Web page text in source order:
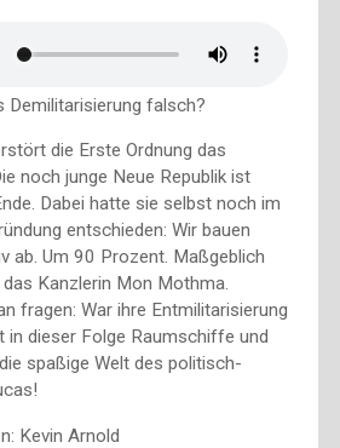
Demilitarisierung falsch?
die Erste Ordnung das
noch junge Neue Republik ist
Dabei hatte sie selbst noch im
entschieden: Wir bauen
ab. Um 90 Prozent. Maßgeblich
Kanzlerin Mon Mothma.
fragen: War ihre Entmilitarisierung
in dieser Folge Raumschiffe und
spaßige Welt des politisch-
Kevin Arnold